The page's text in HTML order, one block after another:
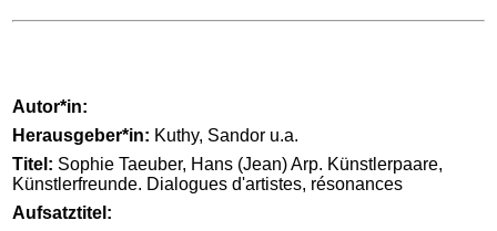
Autor*in:
Herausgeber*in: Kuthy, Sandor u.a.
Titel: Sophie Taeuber, Hans (Jean) Arp. Künstlerpaare,
Künstlerfreunde. Dialogues d'artistes, résonances
Aufsatztitel: